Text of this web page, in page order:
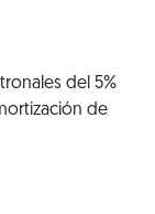
del 5%
de